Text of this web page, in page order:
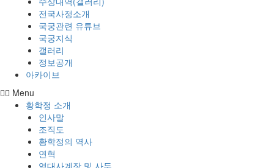
전국사정소개
국궁관련 유튜브
국궁지식
갤러리
정보공개
아카이브
Menu
황학정 소개
인사말
조직도
황학정의 역사
연혁
역대사계장 및 사두